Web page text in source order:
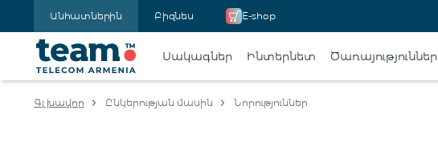
Անհատներին Բիզնես E-shop
Սակագներ Ինտերնետ Ծառայություններ
Գլխավոր Ընկերության մասին Նորություններ